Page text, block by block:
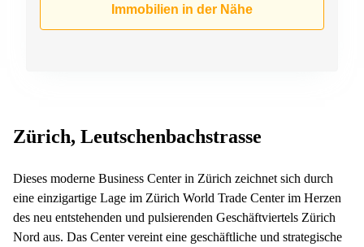
Immobilien in der Nähe
Zürich, Leutschenbachstrasse
Dieses moderne Business Center in Zürich zeichnet sich durch
eine einzigartige Lage im Zürich World Trade Center im Herzen
des neu entstehenden und pulsierenden Geschäftviertels Zürich
Nord aus. Das Center vereint eine geschäftliche und strategische